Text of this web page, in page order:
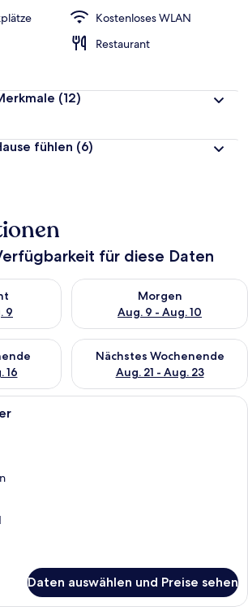
Kostenloses WLAN
Restaurant
(12)
fühlen (6)
für diese Daten
9
für heute Nacht, Aug. 8 - Aug. 9.
Morgen
Aug. 9 - Aug. 10
Überprüfe die Verfügbarkeit
16
für dieses Wochenende, Aug. 14
Nächstes Wochenende
Aug. 21 - Aug. 23
Überprüfe die Verfügbarkeit
Ein Schlafzimmer mit einem
Daten auswählen und Preise sehen